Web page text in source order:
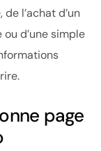
de l’achat d’un
d’une simple
page